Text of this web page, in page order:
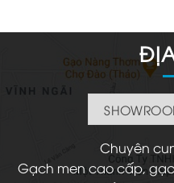
Chuyên
Gạch men cao cấp,